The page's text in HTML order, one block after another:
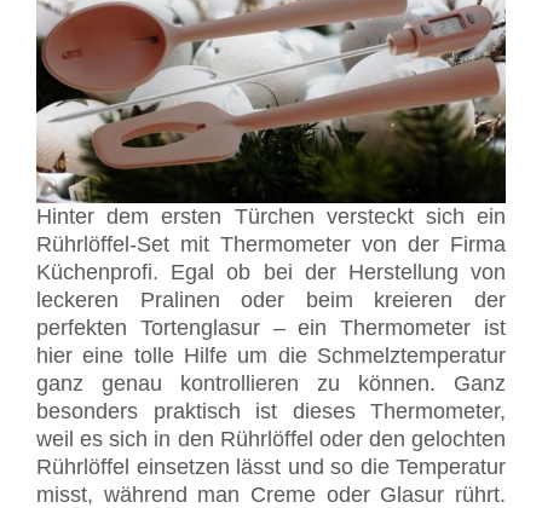
Hinter dem ersten Türchen versteckt sich ein
Rührlöffel-Set mit Thermometer von der Firma
Küchenprofi. Egal ob bei der Herstellung von
leckeren Pralinen oder beim kreieren der
perfekten Tortenglasur – ein Thermometer ist
hier eine tolle Hilfe um die Schmelztemperatur
ganz genau kontrollieren zu können. Ganz
besonders praktisch ist dieses Thermometer,
weil es sich in den Rührlöffel oder den gelochten
Rührlöffel einsetzen lässt und so die Temperatur
misst, während man Creme oder Glasur rührt.